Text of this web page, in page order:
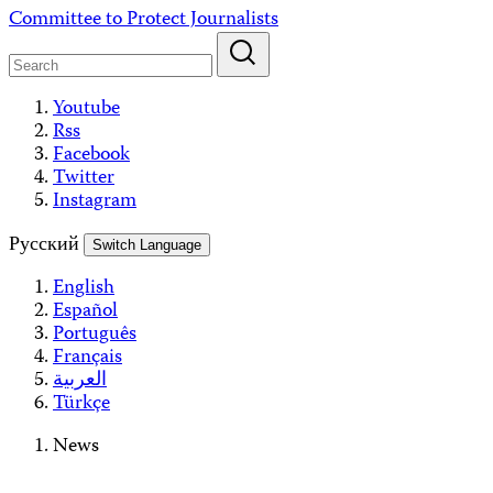
Skip
content
Committee to Protect Journalists
Youtube
Rss
Facebook
Twitter
Instagram
Русский
Switch Language
English
Español
Português
Français
العربية
Türkçe
News